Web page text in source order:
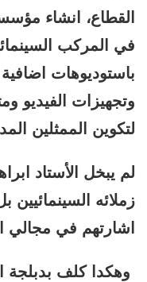
القطاع، انشاء
في المركب
باستوديوهات
وتجهيزات الفيديو
لتكوين الممثلين
لم يبخل الأستاد
زملائه
اشارتهم في مجالي
وهكدا كلف بدبلجة